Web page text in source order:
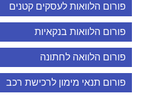
פורום הלוואות לעסקים קטנים
פורום הלוואות בנקאיות
פורום הלוואה לחתונה
פורום תנאי מימון לרכישת רכב